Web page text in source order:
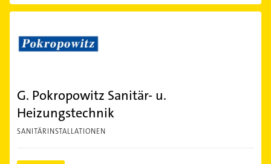
G. Pokropowitz Sanitär- u.
Heizungstechnik
SANITÄRINSTALLATIONEN